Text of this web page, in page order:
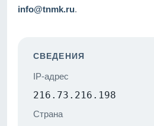
info@tnmk.ru.
СВЕДЕНИЯ
IP-адрес
216.73.216.198
Страна